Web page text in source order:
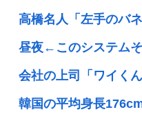
高橋名人「左手のバ
昼夜←このシステム
会社の上司「ワイく
韓国の平均身長